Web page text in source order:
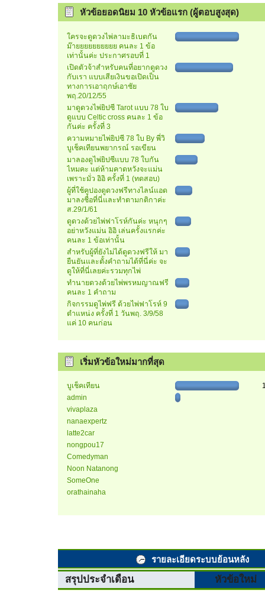
หัวข้อยอดนิยม 10 หัวข้อแรก (ผู้ตอบสูงสุด)
ใครจะดูดวงไพ่ลามะธิเบตกัน
ม๊ายยยยยยยยยย คนละ 1 ข้อ
เท่านั้นค่ะ ประกาศรอบที่ 1
เปิดตัวจ้าสำหรับคนที่อยากดูดวง
กับเรา แบบเสียเงินขอเปิดเป็น
ทางการเอาฤกษ์เอาชัย
พฤ.20/12/55
มาดูดวงไพ่ยิปซี Tarot แบบ 78 ใบ
ดูแบบ Celtic cross คนละ 1 ข้อ
กันค่ะ ครั้งที่ 3
ความหมายไพ่ยิปซี 78 ใบ By พี่วิ
บูเช็คเทียนพยากรณ์ รอเขียน
มาลองดูไพ่ยิปซีแบบ 78 ใบกัน
ไหมคะ แต่ห้ามคาดหวังจะแม่น
เพราะมั่ว อิอิ ครั้งที่ 1 (ทดสอบ)
ผู้ที่ใช้คูปองดูดวงฟรีทางไลน์แอด
มาลงชื่อที่นี่และทำตามกติกาค่ะ
ส.29/1/61
ดูดวงด้วยไพ่ฟาโรห์กันค่ะ หนุกๆ
อย่าหวังแม่น อิอิ เล่นครั้งแรกค่ะ
คนละ 1 ข้อเท่านั้น
สำหรับผู้ที่ยังไม่ได้ดูดวงฟรีให้ มา
ยืนยันและตั้งคำถามได้ที่นี่ค่ะ จะ
ดูให้ที่นี่เลยค่ะรวมทุกไพ่
ทำนายดวงด้วยไพ่พรหมญาณฟรี
คนละ 1 คำถาม
กิจกรรมดูไพ่ฟรี ด้วยไพ่ฟาโรห์ 9
ตำแหน่ง ครั้งที่ 1 วันพฤ. 3/9/58
แค่ 10 คนก่อน
เริ่มหัวข้อใหม่มากที่สุด
บูเช็คเทียน
admin
vivaplaza
nanaexpertz
latte2car
nongpou17
Comedyman
Noon Natanong
SomeOne
orathainaha
รายละเอียดระบบย้อนหลัง
สรุปประจำเดือน หัวข้อใหม่